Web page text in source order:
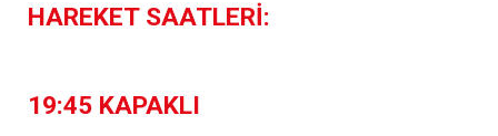
HAREKET SAATLERİ:
19:45 KAPAKLI